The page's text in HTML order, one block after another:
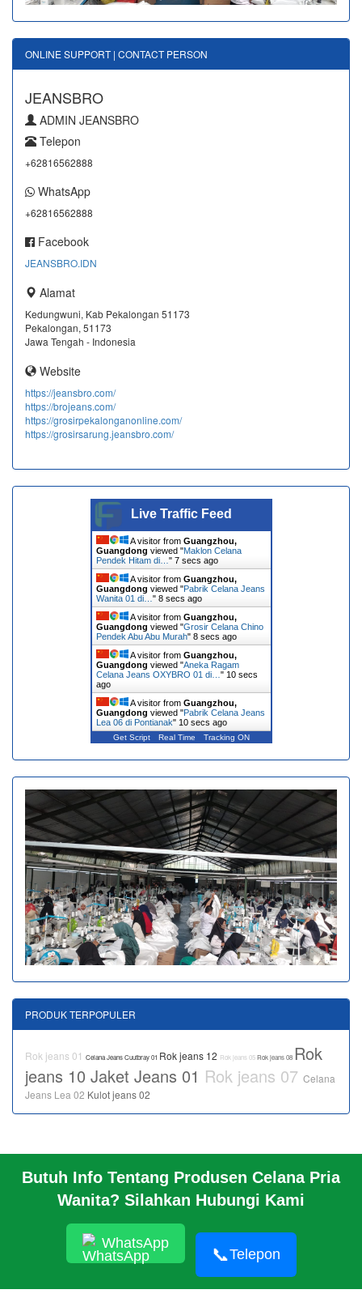
Butuh Info Tentang Produsen Celana Pria
Wanita? Silahkan Hubungi Kami
WhatsApp
📞Telepon
ONLINE SUPPORT | CONTACT PERSON
JEANSBRO
ADMIN JEANSBRO
Telepon
+62816562888
WhatsApp
+62816562888
Facebook
JEANSBRO.IDN
Alamat
Kedungwuni, Kab Pekalongan 51173
Pekalongan, 51173
Jawa Tengah - Indonesia
Website
https://jeansbro.com/
https://brojeans.com/
https://grosirpekalonganonline.com/
https://grosirsarung.jeansbro.com/
Live Traffic Feed
A visitor from Guangzhou,
Guangdong viewed "Maklon Celana
Pendek Hitam di… " 8 secs ago
A visitor from Guangzhou,
Guangdong viewed "Pabrik Celana Jeans
Wanita 01 di… " 9 secs ago
A visitor from Guangzhou,
Guangdong viewed "Grosir Celana Chino
Pendek Abu Abu Murah" 9 secs ago
A visitor from Guangzhou,
Guangdong viewed "Aneka Ragam
Celana Jeans OXYBRO 01 di… " 11 secs
ago
A visitor from Guangzhou,
Guangdong viewed "Pabrik Celana Jeans
Lea 06 di Pontianak" 11 secs ago
Get Script Real Time Tracking ON
PRODUK TERPOPULER
Rok jeans 01 Celana Jeans Cuutbray 01 Rok jeans 12 Rok jeans 05Rok jeans 08 Rok
jeans 10 Jaket Jeans 01 Rok jeans 07 Celana
Jeans Lea 02 Kulot jeans 02
BERANDA
PROFIL PABRIK
HUBUNGI KAMI
PABRIK KAMI
© 2026 https://www.jeansbro.com/JEANSBRO